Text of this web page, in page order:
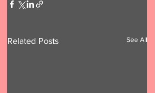
Related Posts See All